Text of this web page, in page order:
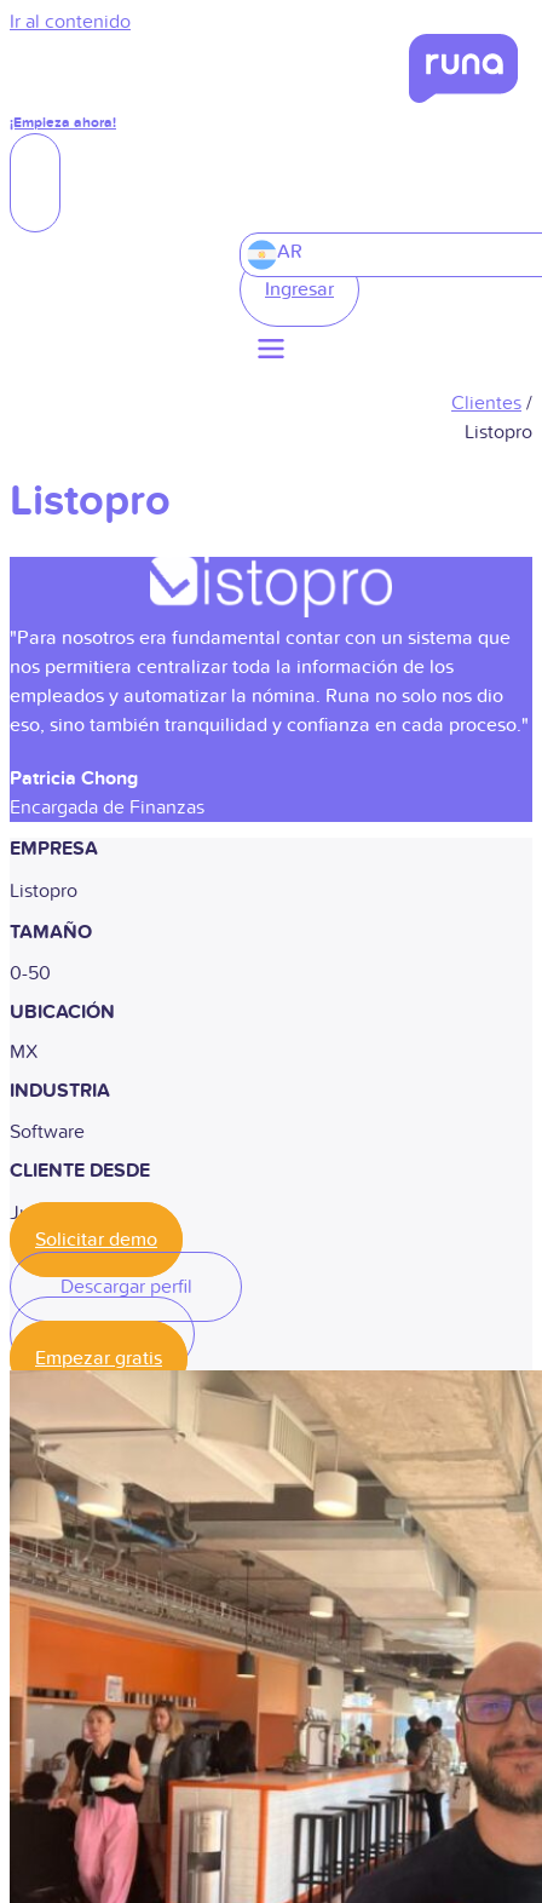
Ir al contenido
¡Empieza ahora!
AR
Ingresar
Clientes /
Listopro
Listopro
"Para nosotros era fundamental contar con un sistema que
nos permitiera centralizar toda la información de los
empleados y automatizar la nómina. Runa no solo nos dio
eso, sino también tranquilidad y confianza en cada proceso."
Patricia Chong
Encargada de Finanzas
EMPRESA
Listopro
TAMAÑO
0-50
UBICACIÓN
MX
INDUSTRIA
Software
CLIENTE DESDE
Junio, 2021
Solicitar demo
Descargar perfil
Empezar gratis